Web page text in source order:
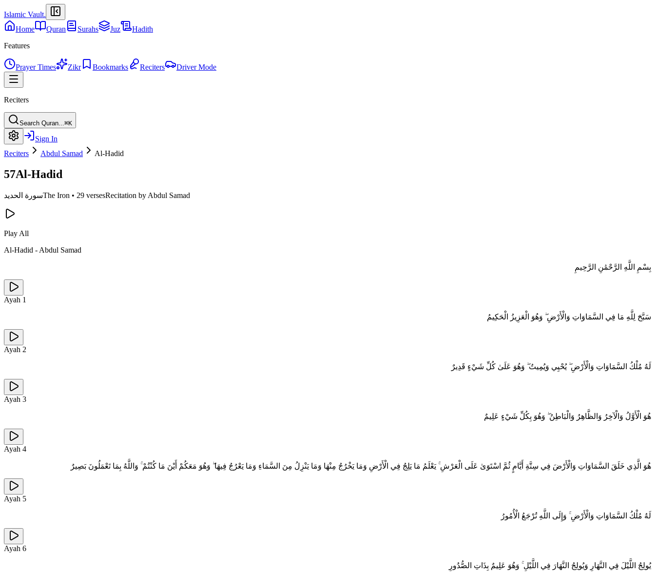
Islamic Vault.
Home
Quran Surahs Juz
Hadith
Features
Prayer Times Zikr Bookmarks Reciters Driver Mode
Reciters
Search Quran...⌘K
Sign In
Reciters
Abdul Samad Al-Hadid
57Al-Hadid
سورة الحديدThe Iron • 29 versesRecitation by Abdul Samad
Play All
Al-Hadid - Abdul Samad
بِسْمِ اللَّهِ الرَّحْمَٰنِ الرَّحِيمِ
Ayah 1
سَبَّحَ لِلَّهِ مَا فِي السَّمَاوَاتِ وَالْأَرْضِ ۖ وَهُوَ الْعَزِيزُ الْحَكِيمُ
Ayah 2
لَهُ مُلْكُ السَّمَاوَاتِ وَالْأَرْضِ ۖ يُحْيِي وَيُمِيتُ ۖ وَهُوَ عَلَىٰ كُلِّ شَيْءٍ قَدِيرٌ
Ayah 3
هُوَ الْأَوَّلُ وَالْآخِرُ وَالظَّاهِرُ وَالْبَاطِنُ ۖ وَهُوَ بِكُلِّ شَيْءٍ عَلِيمٌ
Ayah 4
هُوَ الَّذِي خَلَقَ السَّمَاوَاتِ وَالْأَرْضَ فِي سِتَّةِ أَيَّامٍ ثُمَّ اسْتَوَىٰ عَلَى الْعَرْشِ ۚ يَعْلَمُ مَا يَلِجُ فِي الْأَرْضِ وَمَا يَخْرُجُ مِنْهَا وَمَا يَنْزِلُ مِنَ السَّمَاءِ وَمَا يَعْرُجُ فِيهَا ۖ وَهُوَ مَعَكُمْ أَيْنَ مَا كُنْتُمْ ۚ وَاللَّهُ بِمَا تَعْمَلُونَ بَصِيرٌ
Ayah 5
لَهُ مُلْكُ السَّمَاوَاتِ وَالْأَرْضِ ۚ وَإِلَى اللَّهِ تُرْجَعُ الْأُمُورُ
Ayah 6
يُولِجُ اللَّيْلَ فِي النَّهَارِ وَيُولِجُ النَّهَارَ فِي اللَّيْلِ ۚ وَهُوَ عَلِيمٌ بِذَاتِ الصُّدُورِ